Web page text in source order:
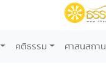
คติธรรม ศาสนสถาน